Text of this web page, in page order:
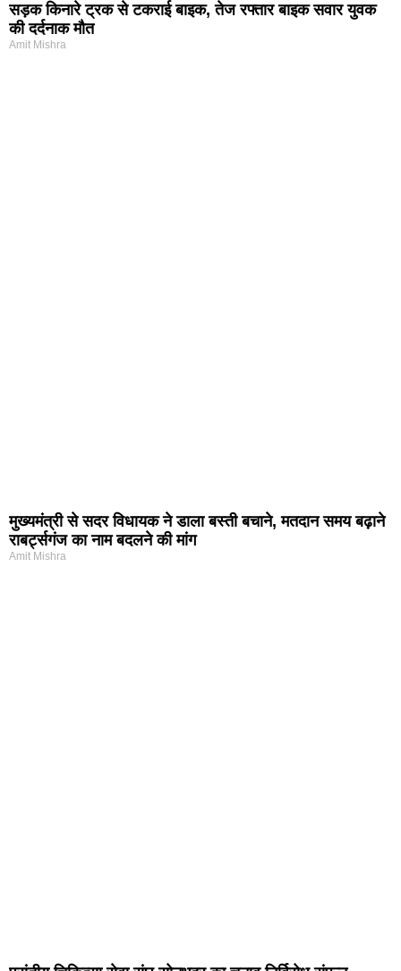
सड़क किनारे ट्रक से टकराई बाइक, तेज रफ्तार बाइक सवार युवक
की दर्दनाक मौत
Amit Mishra
मुख्यमंत्री से सदर विधायक ने डाला बस्ती बचाने, मतदान समय बढ़ाने
राबर्ट्सगंज का नाम बदलने की मांग
Amit Mishra